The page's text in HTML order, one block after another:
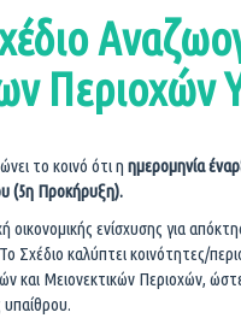
Περιοχών
το κοινό ότι η ημερομηνία
(5η Προκήρυξη).
οικονομικής ενίσχυσης για
Σχέδιο καλύπτει κοινότητες/
και Μειονεκτικών Περιοχών,
υπαίθρου.